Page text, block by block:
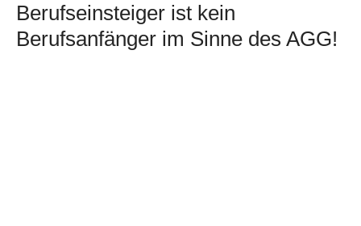
Berufseinsteiger ist kein
Berufsanfänger im Sinne des AGG!